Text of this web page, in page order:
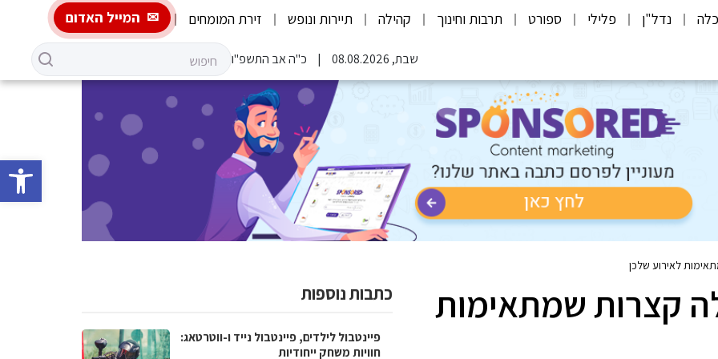
פתח
נדל"ן פלילי ספורט תרבות וחינוך קהילה תיירות ונופש זירת המומחים המייל האדום
שבת, 08.08.2026 כ"ה אב התשפ"ו
לאירוע שלכן
קצרות שמתאימות כתבות נוספות
פיינטבול לילדים, פיינטבול נייד ו-ווטרטאג:
חוויות משחק ייחודיות